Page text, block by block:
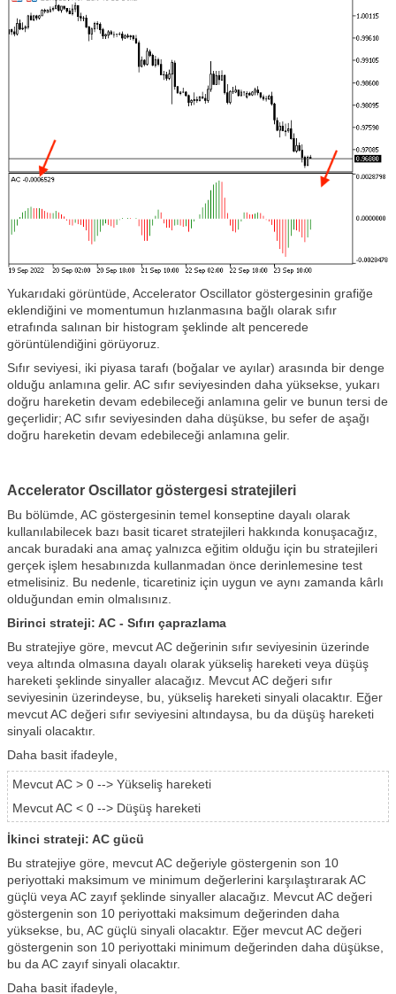
Yukarıdaki görüntüde, Accelerator Oscillator göstergesinin grafiğe
eklendiğini ve momentumun hızlanmasına bağlı olarak sıfır
etrafında salınan bir histogram şeklinde alt pencerede
görüntülendiğini görüyoruz.
Sıfır seviyesi, iki piyasa tarafı (boğalar ve ayılar) arasında bir denge
olduğu anlamına gelir. AC sıfır seviyesinden daha yüksekse, yukarı
doğru hareketin devam edebileceği anlamına gelir ve bunun tersi de
geçerlidir; AC sıfır seviyesinden daha düşükse, bu sefer de aşağı
doğru hareketin devam edebileceği anlamına gelir.
Accelerator Oscillator göstergesi stratejileri
Bu bölümde, AC göstergesinin temel konseptine dayalı olarak
kullanılabilecek bazı basit ticaret stratejileri hakkında konuşacağız,
ancak buradaki ana amaç yalnızca eğitim olduğu için bu stratejileri
gerçek işlem hesabınızda kullanmadan önce derinlemesine test
etmelisiniz. Bu nedenle, ticaretiniz için uygun ve aynı zamanda kârlı
olduğundan emin olmalısınız.
Birinci strateji: AC - Sıfırı çaprazlama
Bu stratejiye göre, mevcut AC değerinin sıfır seviyesinin üzerinde
veya altında olmasına dayalı olarak yükseliş hareketi veya düşüş
hareketi şeklinde sinyaller alacağız. Mevcut AC değeri sıfır
seviyesinin üzerindeyse, bu, yükseliş hareketi sinyali olacaktır. Eğer
mevcut AC değeri sıfır seviyesini altındaysa, bu da düşüş hareketi
sinyali olacaktır.
Daha basit ifadeyle,
Mevcut AC > 0 --> Yükseliş hareketi
Mevcut AC < 0 --> Düşüş hareketi
İkinci strateji: AC gücü
Bu stratejiye göre, mevcut AC değeriyle göstergenin son 10
periyottaki maksimum ve minimum değerlerini karşılaştırarak AC
güçlü veya AC zayıf şeklinde sinyaller alacağız. Mevcut AC değeri
göstergenin son 10 periyottaki maksimum değerinden daha
yüksekse, bu, AC güçlü sinyali olacaktır. Eğer mevcut AC değeri
göstergenin son 10 periyottaki minimum değerinden daha düşükse,
bu da AC zayıf sinyali olacaktır.
Daha basit ifadeyle,